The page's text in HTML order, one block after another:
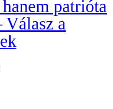
patrióta
Válasz a